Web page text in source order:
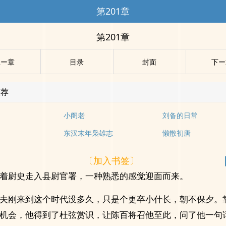
第201章
第201章
章 目录 封面 下
小阁老
刘备的日常
东汉末年枭雄志
懒散初唐
〔加入书签〕
尉史走入县尉官署，一种熟悉的感觉迎面而来。
刚来到这个时代没多久，只是个更卒小什长，朝不保夕。
会，他得到了杜弦赏识，让陈百将召他至此，问了他一句